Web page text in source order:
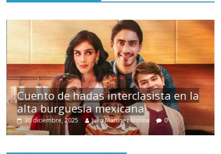
Cuento de hadas interclasista en la
alta burguesía mexicana
30 diciembre, 2025 Julio Martínez Molina 0